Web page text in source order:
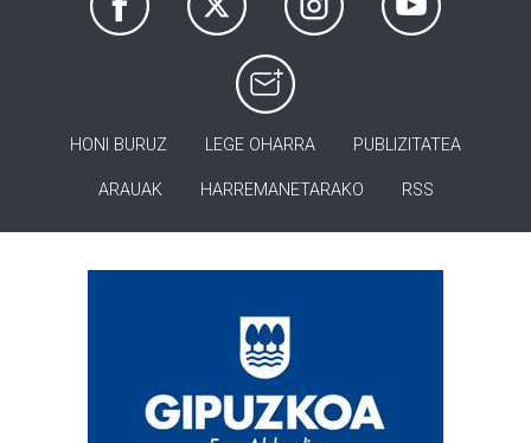
HONI BURUZ LEGE OHARRA PUBLIZITATEA
ARAUAK HARREMANETARAKO RSS